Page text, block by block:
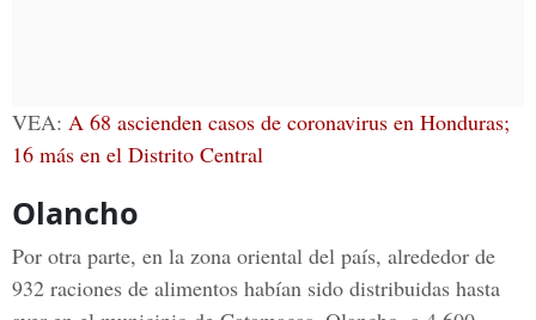
VEA: A 68 ascienden casos de coronavirus en Honduras;
16 más en el Distrito Central
Olancho
Por otra parte, en la zona oriental del país, alrededor de
932 raciones de alimentos habían sido distribuidas hasta